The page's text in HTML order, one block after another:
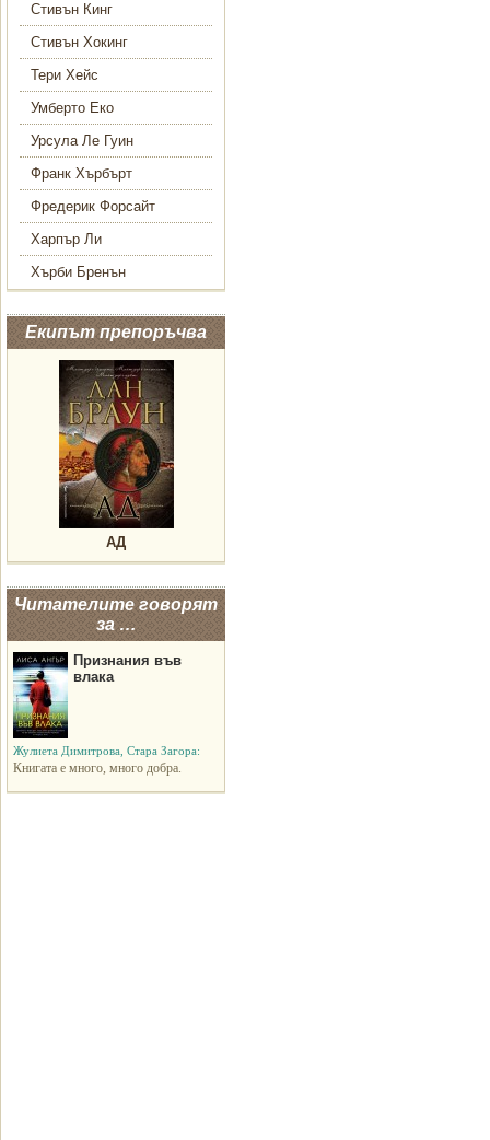
Стивън Кинг
Стивън Хокинг
Тери Хейс
Умберто Еко
Урсула Ле Гуин
Франк Хърбърт
Фредерик Форсайт
Харпър Ли
Хърби Бренън
Екипът препоръчва
АД
Читателите говорят
за …
Признания във
влака
Жулиета Димитрова, Стара Загора:
Книгата е много, много добра.